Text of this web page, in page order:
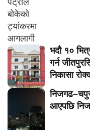
भदौ १०
गर्न
निकासा
आएपछि